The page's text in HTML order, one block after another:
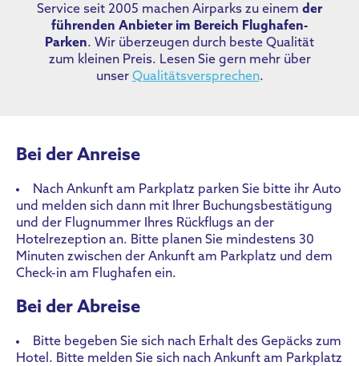
Service seit 2005 machen Airparks zu einem der
führenden Anbieter im Bereich Flughafen-
Parken. Wir überzeugen durch beste Qualität
zum kleinen Preis. Lesen Sie gern mehr über
unser Qualitätsversprechen.
Bei der Anreise
Nach Ankunft am Parkplatz parken Sie bitte ihr Auto
und melden sich dann mit Ihrer Buchungsbestätigung
und der Flugnummer Ihres Rückflugs an der
Hotelrezeption an. Bitte planen Sie mindestens 30
Minuten zwischen der Ankunft am Parkplatz und dem
Check-in am Flughafen ein.
Bei der Abreise
Bitte begeben Sie sich nach Erhalt des Gepäcks zum
Hotel. Bitte melden Sie sich nach Ankunft am Parkplatz